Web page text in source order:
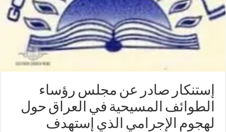
إستنكار صادر عن مجلس رؤساء
الطوائف المسيحية في العراق حول
لهجوم الإجرامي الذي إستهدف